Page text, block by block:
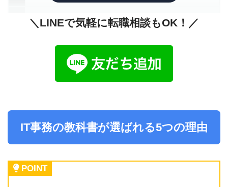
年収：2,500,000~3,000,000円 ※賞与含む
賞与：年2回
昇給：年1回
・第二新卒の方歓迎
務
【早番】 9：30～18：30
＼LINEで気軽に転職相談もOK！／
IT事務の教科書が選ばれる5つの理由
POINT